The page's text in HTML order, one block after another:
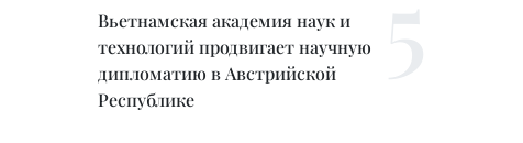
Вьетнамская академия наук и
технологий продвигает научную
дипломатию в Австрийской
Республике